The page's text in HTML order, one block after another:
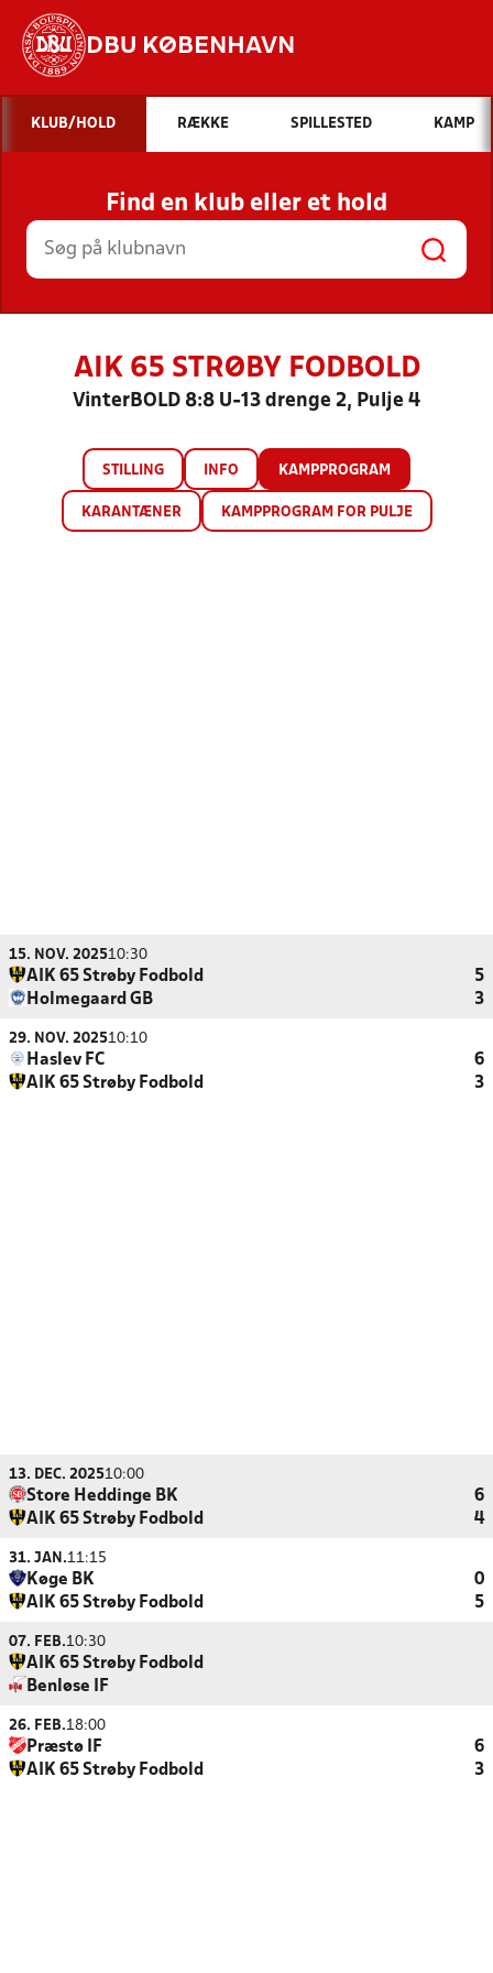
DBU KØBENHAVN
Hvad vil du søge efter?
INDHOLD OG NYHEDER
STILLINGER, RESULTATER, KLUBBER OG
HOLD
KLUB/HOLD RÆKKE SPILLESTED KAMP
Find en klub eller et hold
AIK 65 STRØBY FODBOLD
VinterBOLD 8:8 U-13 drenge 2, Pulje 4
STILLING INFO KAMPPROGRAM
KARANTÆNER KAMPPROGRAM FOR PULJE
15. NOV. 202510:30
AIK 65 Strøby Fodbold
5
Holmegaard GB
3
29. NOV. 202510:10
Haslev FC
6
AIK 65 Strøby Fodbold
3
13. DEC. 202510:00
Store Heddinge BK
6
AIK 65 Strøby Fodbold
4
31. JAN.11:15
Køge BK
0
AIK 65 Strøby Fodbold
5
07. FEB.10:30
AIK 65 Strøby Fodbold
Benløse IF
26. FEB.18:00
Præstø IF
6
AIK 65 Strøby Fodbold
3